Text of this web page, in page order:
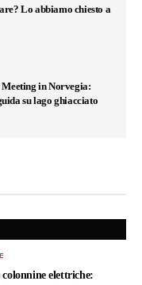
Lo abbiamo chiesto a
in Norvegia:
su lago ghiacciato
colonnine elettriche: